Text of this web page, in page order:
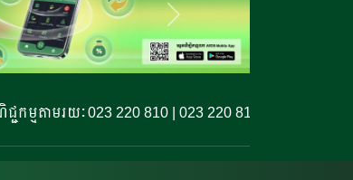
តាមរយៈ 023 220 810 | 023 220 811 | 099 327 779